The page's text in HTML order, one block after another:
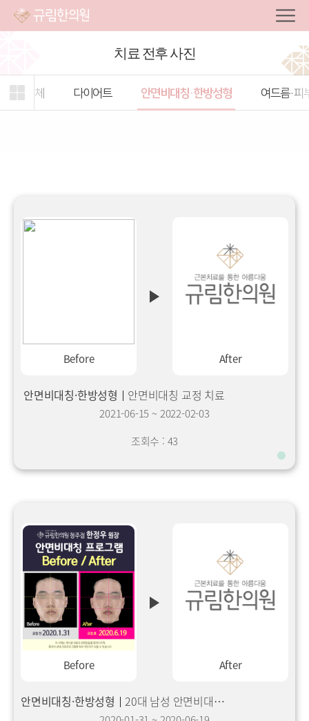
치료 전후 사진
주제형
캐스트
관심
주제
전체 다이어트 안면비대칭·한방성형 여드름·피
전체
열기
Before After
안면비대칭·한방성형 안면비대칭 교정 치료
2021-06-15 ~ 2022-02-03
조회수 : 43
Before After
안면비대칭·한방성형 20대 남성 안면비대칭 교정 사례